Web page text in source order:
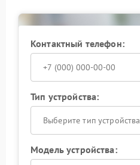
Контактный телефон:
Тип устройства:
Выберите тип устройства
Модель устройства: